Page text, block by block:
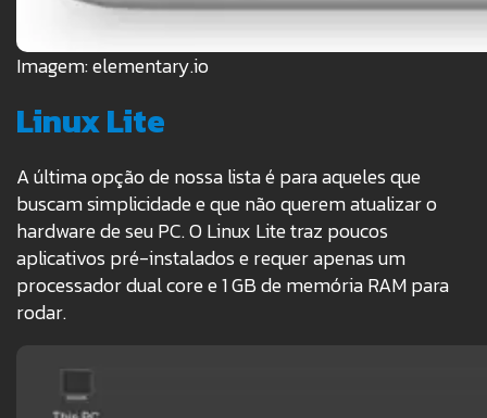
Imagem: elementary.io
Linux Lite
A última opção de nossa lista é para aqueles que
buscam simplicidade e que não querem atualizar o
hardware de seu PC. O Linux Lite traz poucos
aplicativos pré-instalados e requer apenas um
processador dual core e 1 GB de memória RAM para
rodar.